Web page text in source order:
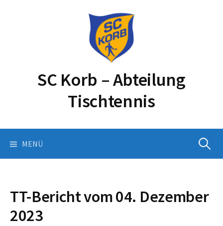
SC Korb – Abteilung
Tischtennis
MENÜ Suchen
TT-Bericht vom 04. Dezember
2023